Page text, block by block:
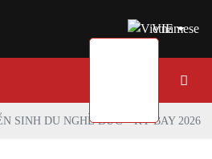
VIE
SINH DU NGHỀ ĐỨC – KỲ BAY 2026